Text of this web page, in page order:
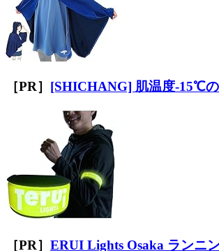
［PR］ [SHICHANG] 肌温度-15℃
［PR］ ERUI Lights Osaka ランニ